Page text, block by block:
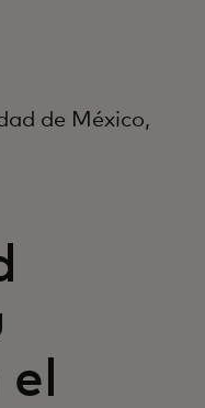
de México,